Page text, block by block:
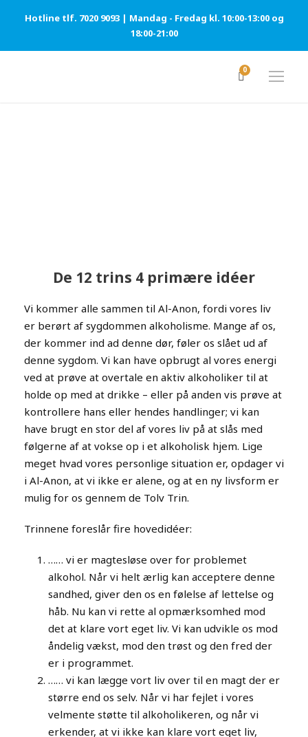
Hotline tlf. 7020 9093 | Mandag - Fredag kl. 10:00-13:00 og
18:00-21:00
0
De 12 trins 4 primære idéer
Vi kommer alle sammen til Al-Anon, fordi vores liv
er berørt af sygdommen alkoholisme. Mange af os,
der kommer ind ad denne dør, føler os slået ud af
denne sygdom. Vi kan have opbrugt al vores energi
ved at prøve at overtale en aktiv alkoholiker til at
holde op med at drikke – eller på anden vis prøve at
kontrollere hans eller hendes handlinger; vi kan
have brugt en stor del af vores liv på at slås med
følgerne af at vokse op i et alkoholisk hjem. Lige
meget hvad vores personlige situation er, opdager vi
i Al-Anon, at vi ikke er alene, og at en ny livsform er
mulig for os gennem de Tolv Trin.
Trinnene foreslår fire hovedidéer:
…… vi er magtesløse over for problemet
alkohol. Når vi helt ærlig kan acceptere denne
sandhed, giver den os en følelse af lettelse og
håb. Nu kan vi rette al opmærksomhed mod
det at klare vort eget liv. Vi kan udvikle os mod
åndelig vækst, mod den trøst og den fred der
er i programmet.
…… vi kan lægge vort liv over til en magt der er
større end os selv. Når vi har fejlet i vores
velmente støtte til alkoholikeren, og når vi
erkender, at vi ikke kan klare vort eget liv,